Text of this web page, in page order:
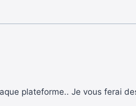
plateforme.. Je vous ferai